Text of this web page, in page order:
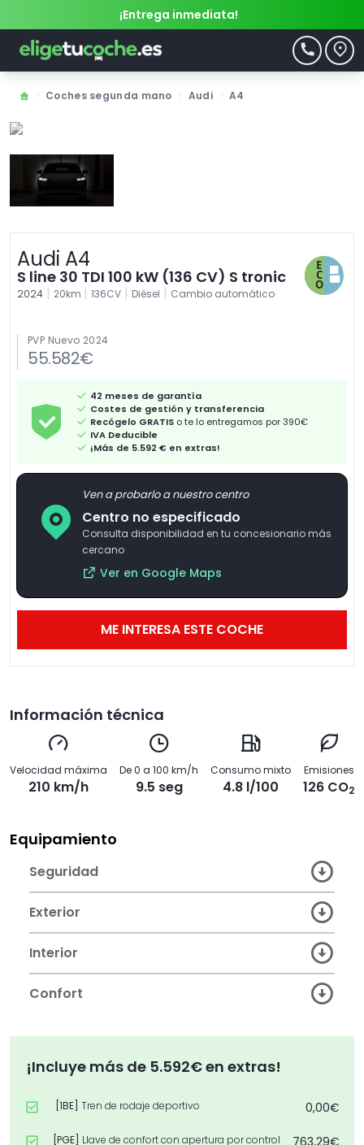
¡Entrega inmediata!
Coches segunda mano Audi A4
Audi A4
S line 30 TDI 100 kW (136 CV) S tronic
2024 | 20km | 136CV | Diésel | Cambio automático
PVP Nuevo 2024
55.582€
42 meses de garantía
Costes de gestión y transferencia
Recógelo GRATIS o te lo entregamos por 390€
IVA Deducible
¡Más de 5.592 € en extras!
Ven a probarlo a nuestro centro
Centro no especificado
Consulta disponibilidad en tu concesionario más
cercano
Ver en Google Maps
ME INTERESA ESTE COCHE
Información técnica
Velocidad máxima
210 km/h
De 0 a 100 km/h
9.5 seg
Consumo mixto
4.8 l/100
Emisiones
126 CO2
Equipamiento
Seguridad
Exterior
Interior
Confort
¡Incluye más de 5.592€ en extras!
[1BE] Tren de rodaje deportivo 0,00€
[PGE] Llave de confort con apertura por control
763,29€